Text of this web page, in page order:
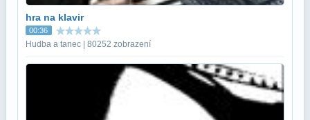
hra na klavir
00:36
Hudba a tanec | 80252 zobrazení